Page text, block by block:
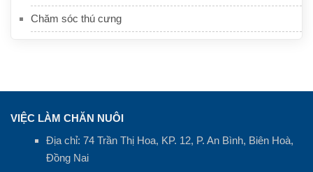
Chăm sóc thú cưng
VIỆC LÀM CHĂN NUÔI
Địa chỉ: 74 Trần Thị Hoa, KP. 12, P. An Bình, Biên Hoà,
Đồng Nai